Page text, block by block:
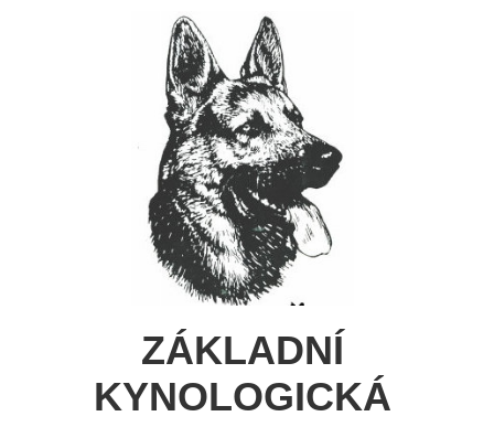
ZÁKLADNÍ
KYNOLOGICKÁ